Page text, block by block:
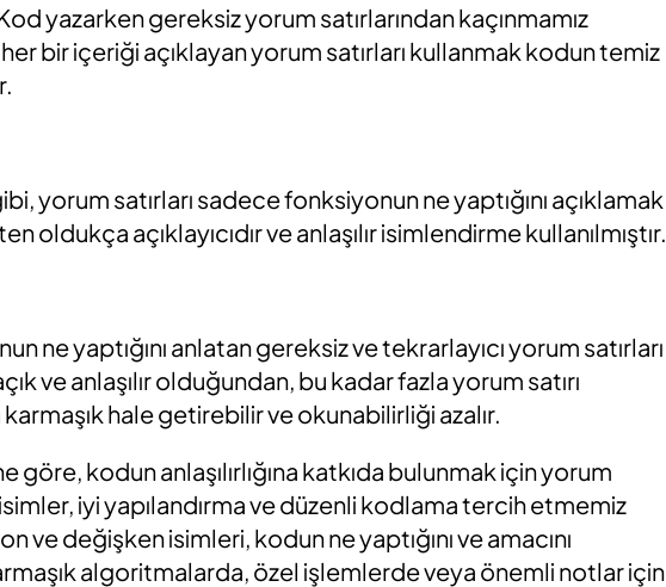
yazarken gereksiz yorum satırlarından kaçınmamız
bir içeriği açıklayan yorum satırları kullanmak kodun temiz
yorum satırları sadece fonksiyonun ne yaptığını açıklamak
oldukça açıklayıcıdır ve anlaşılır isimlendirme kullanılmıştır.
ne yaptığını anlatan gereksiz ve tekrarlayıcı yorum satırları
ve anlaşılır olduğundan, bu kadar fazla yorum satırı
hale getirebilir ve okunabilirliği azalır.
kodun anlaşılırlığına katkıda bulunmak için yorum
isimler, iyi yapılandırma ve düzenli kodlama tercih etmemiz
değişken isimleri, kodun ne yaptığını ve amacını
algoritmalarda, özel işlemlerde veya önemli notlar için